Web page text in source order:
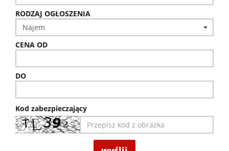
RODZAJ OGŁOSZENIA
CENA OD
DO
Kod zabezpieczający